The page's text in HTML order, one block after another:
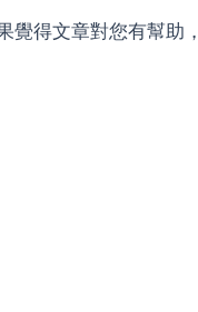
得文章對您有幫助